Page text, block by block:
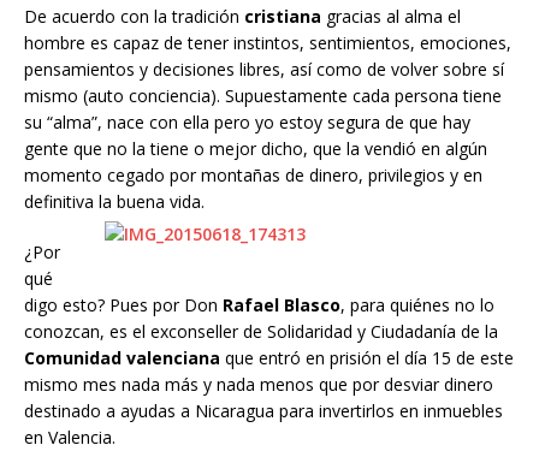
De acuerdo con la tradición cristiana gracias al alma el
hombre es capaz de tener instintos, sentimientos, emociones,
pensamientos y decisiones libres, así como de volver sobre sí
mismo (auto conciencia). Supuestamente cada persona tiene
su “alma”, nace con ella pero yo estoy segura de que hay
gente que no la tiene o mejor dicho, que la vendió en algún
momento cegado por montañas de dinero, privilegios y en
definitiva la buena vida.
¿Por
qué
digo esto? Pues por Don Rafael Blasco, para quiénes no lo
conozcan, es el exconseller de Solidaridad y Ciudadanía de la
Comunidad valenciana que entró en prisión el día 15 de este
mismo mes nada más y nada menos que por desviar dinero
destinado a ayudas a Nicaragua para invertirlos en inmuebles
en Valencia.